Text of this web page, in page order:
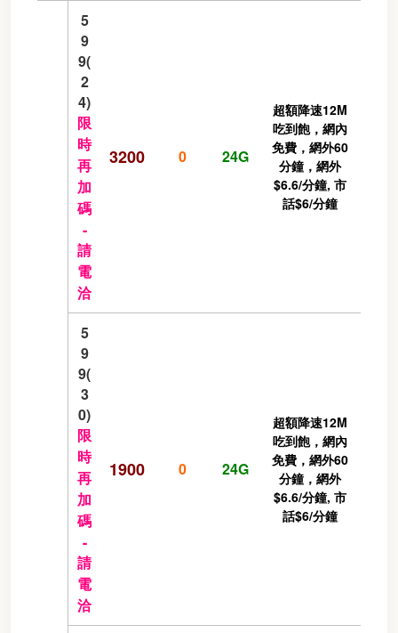
5
9
9(
2
4)
限
時
再
加
碼
-
請
電
洽
3200 0 24G
超額降速12M
吃到飽，網內
免費，網外60
分鐘，網外
$6.6/分鐘, 市
話$6/分鐘
5
9
9(
3
0)
限
時
再
加
碼
-
請
電
洽
1900 0 24G
超額降速12M
吃到飽，網內
免費，網外60
分鐘，網外
$6.6/分鐘, 市
話$6/分鐘